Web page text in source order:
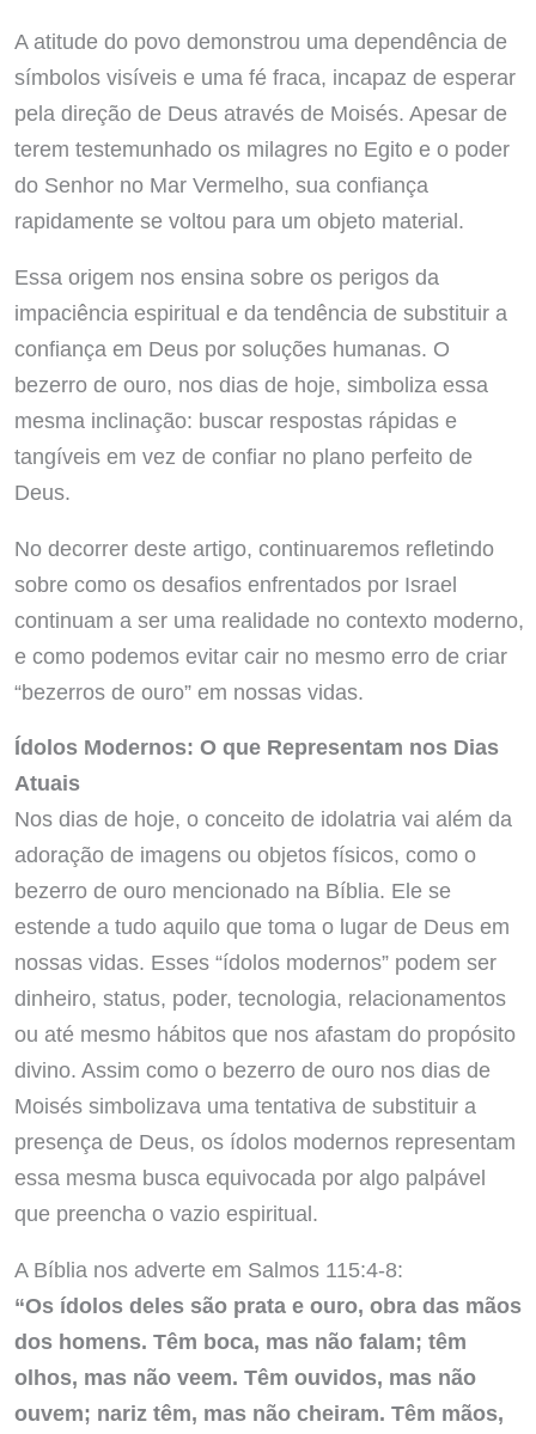
A atitude do povo demonstrou uma dependência de
símbolos visíveis e uma fé fraca, incapaz de esperar
pela direção de Deus através de Moisés. Apesar de
terem testemunhado os milagres no Egito e o poder
do Senhor no Mar Vermelho, sua confiança
rapidamente se voltou para um objeto material.
Essa origem nos ensina sobre os perigos da
impaciência espiritual e da tendência de substituir a
confiança em Deus por soluções humanas. O
bezerro de ouro, nos dias de hoje, simboliza essa
mesma inclinação: buscar respostas rápidas e
tangíveis em vez de confiar no plano perfeito de
Deus.
No decorrer deste artigo, continuaremos refletindo
sobre como os desafios enfrentados por Israel
continuam a ser uma realidade no contexto moderno,
e como podemos evitar cair no mesmo erro de criar
“bezerros de ouro” em nossas vidas.
Ídolos Modernos: O que Representam nos Dias
Atuais
Nos dias de hoje, o conceito de idolatria vai além da
adoração de imagens ou objetos físicos, como o
bezerro de ouro mencionado na Bíblia. Ele se
estende a tudo aquilo que toma o lugar de Deus em
nossas vidas. Esses “ídolos modernos” podem ser
dinheiro, status, poder, tecnologia, relacionamentos
ou até mesmo hábitos que nos afastam do propósito
divino. Assim como o bezerro de ouro nos dias de
Moisés simbolizava uma tentativa de substituir a
presença de Deus, os ídolos modernos representam
essa mesma busca equivocada por algo palpável
que preencha o vazio espiritual.
A Bíblia nos adverte em Salmos 115:4-8:
“Os ídolos deles são prata e ouro, obra das mãos
dos homens. Têm boca, mas não falam; têm
olhos, mas não veem. Têm ouvidos, mas não
ouvem; nariz têm, mas não cheiram. Têm mãos,